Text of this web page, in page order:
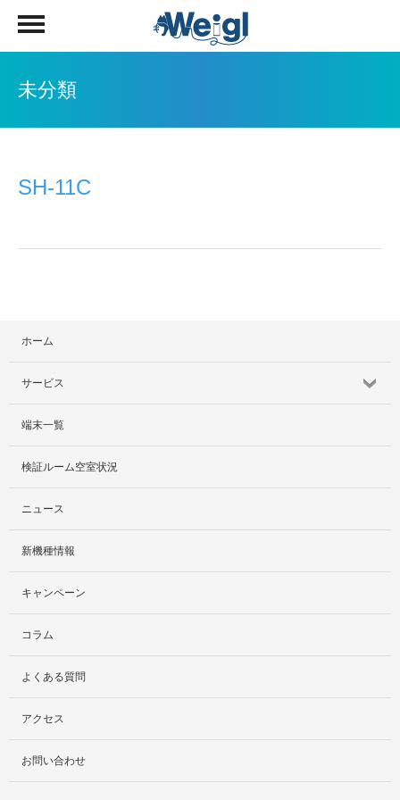
未分類
SH-11C
ホーム
サービス
サービス紹介
社外貸出プラン
検証ルーム
料金プラン
レンタルルームプラン
お手軽検証パック
端末一覧
検証ルーム空室状況
ニュース
新機種情報
キャンペーン
コラム
よくある質問
アクセス
お問い合わせ